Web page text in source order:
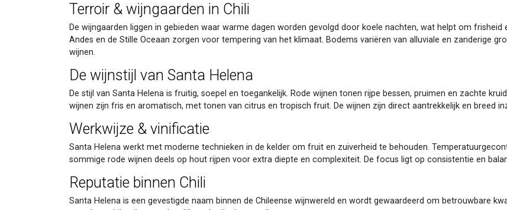
Terroir & wijngaarden in Chili
De wijngaarden liggen in gebieden waar warme dagen worden gevolgd door koele nachten, wat helpt om
Andes en de Stille Oceaan zorgen voor tempering van het klimaat. Bodems variëren van alluviale en zanderige
wijnen.
De wijnstijl van Santa Helena
De stijl van Santa Helena is fruitig, soepel en toegankelijk. Rode wijnen tonen rijpe bessen, pruimen en zachte
wijnen zijn fris en aromatisch, met tonen van citrus en tropisch fruit. De wijnen zijn direct aantrekkelijk en breed
Werkwijze & vinificatie
Santa Helena werkt met moderne technieken in de kelder om fruit en zuiverheid te behouden.
sommige rode wijnen deels op hout rijpen voor extra diepte en complexiteit. De focus ligt op consistentie en
Reputatie binnen Chili
Santa Helena is een gevestigde naam binnen de Chileense wijnwereld en wordt gewaardeerd om betrouwbare